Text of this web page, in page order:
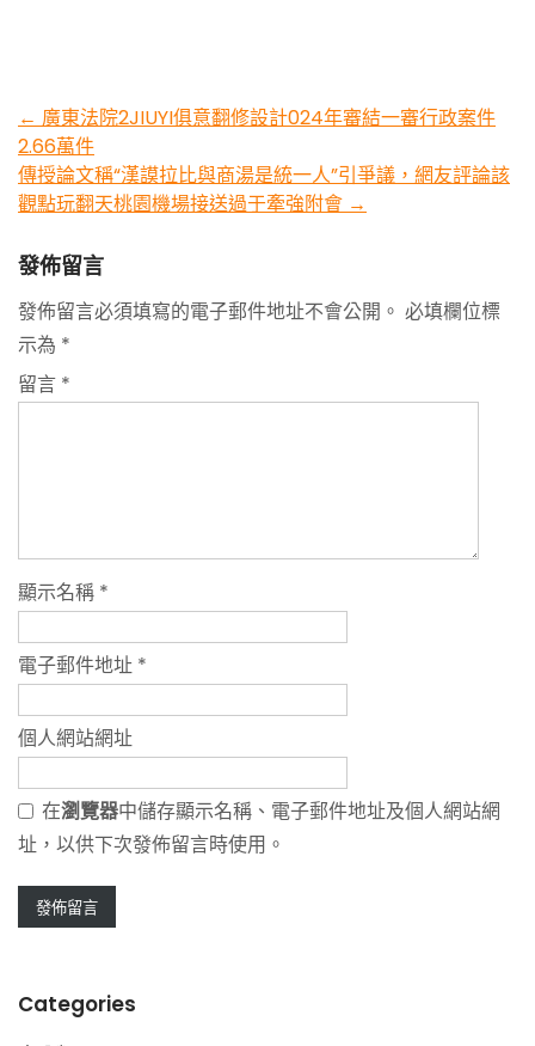
Post
navigation
← 廣東法院2JIUYI俱意翻修設計024年審結一審行政案件
2.66萬件
傳授論文稱“漢謨拉比與商湯是統一人”引爭議，網友評論該
觀點玩翻天桃園機場接送過于牽強附會 →
發佈留言
發佈留言必須填寫的電子郵件地址不會公開。 必填欄位標
示為 *
留言 *
顯示名稱 *
電子郵件地址 *
個人網站網址
在瀏覽器中儲存顯示名稱、電子郵件地址及個人網站網
址，以供下次發佈留言時使用。
Categories